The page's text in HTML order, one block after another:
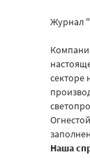
Журнал
секторе
Наша